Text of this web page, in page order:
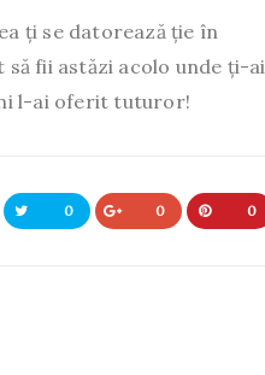
ți se datorează ție în
fii astăzi acolo unde ți-ai
l-ai oferit tuturor!
0 0 0